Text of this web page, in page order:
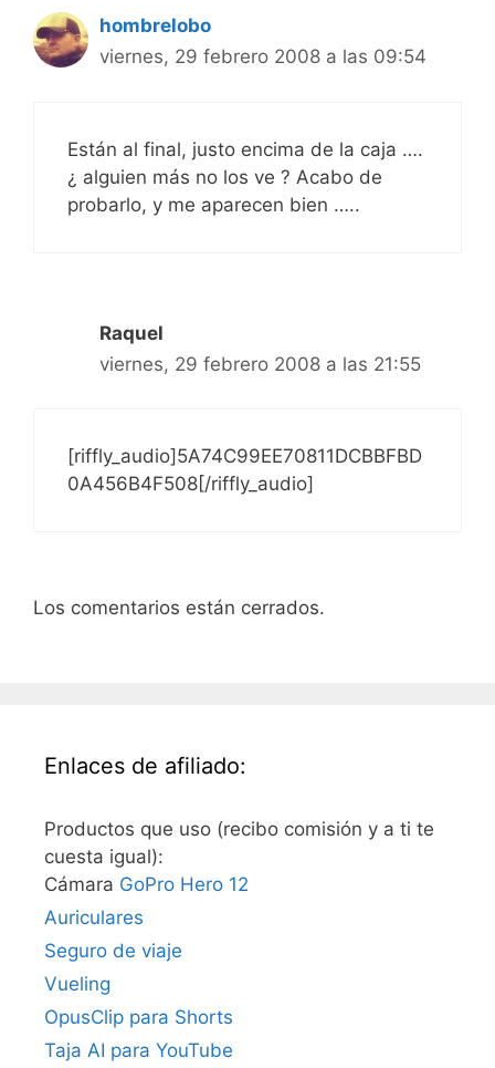
hombrelobo
viernes, 29 febrero 2008 a las 09:54
Están al final, justo encima de la caja ….
¿ alguien más no los ve ? Acabo de
probarlo, y me aparecen bien …..
Raquel
viernes, 29 febrero 2008 a las 21:55
[riffly_audio]5A74C99EE70811DCBBFBD
0A456B4F508[/riffly_audio]
Los comentarios están cerrados.
Enlaces de afiliado:
Productos que uso (recibo comisión y a ti te
cuesta igual):
Cámara GoPro Hero 12
Auriculares
Seguro de viaje
Vueling
OpusClip para Shorts
Taja AI para YouTube